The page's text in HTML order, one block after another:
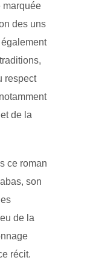
marquée
des uns
respect
de la
ce roman
son
de la
récit.